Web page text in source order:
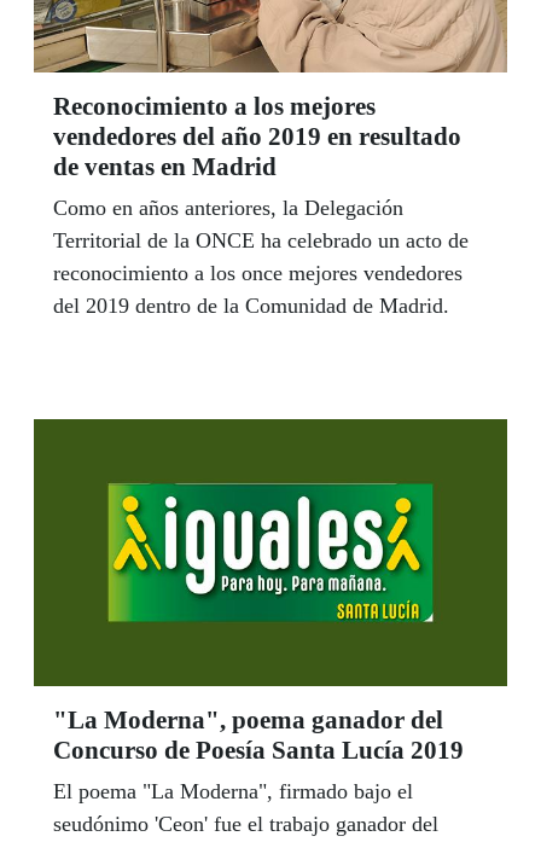
Reconocimiento a los mejores
vendedores del año 2019 en resultado
de ventas en Madrid
Como en años anteriores, la Delegación
Territorial de la ONCE ha celebrado un acto de
reconocimiento a los once mejores vendedores
del 2019 dentro de la Comunidad de Madrid.
"La Moderna", poema ganador del
Concurso de Poesía Santa Lucía 2019
El poema "La Moderna", firmado bajo el
seudónimo 'Ceon' fue el trabajo ganador del